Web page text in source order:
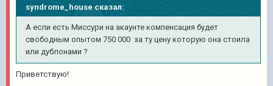
syndrome_houseсказал:
А если есть Миссури на акаунте компенсация будет
свободным опытом 750 000 за ту цену которую она стоила
или дублонами ?
Приветствую!